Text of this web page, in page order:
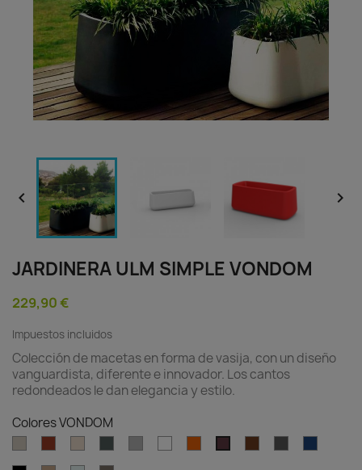
 
JARDINERA ULM SIMPLE VONDOM
229,90 €
Impuestos incluidos
Colección de macetas en forma de vasija, con un diseño
vanguardista, diferente e innovador. Los cantos
redondeados le dan elegancia y estilo.
Colores VONDOM